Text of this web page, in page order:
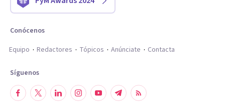
Conócenos
Equipo
Redactores Tópicos Anúnciate Contacta
Síguenos